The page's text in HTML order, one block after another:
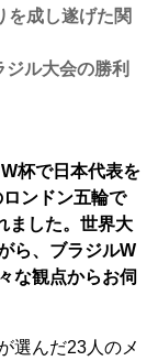
を成し遂げた関
ル大会の勝利
杯で日本代表を
ンドン五輪で
ました。世界大
ら、ブラジルW
な観点からお伺
選んだ23人のメ